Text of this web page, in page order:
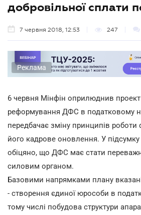
добровільної сплати
7 червня 2018, 12:53 247
Реклама
6 червня Мінфін оприлюднив
реформування ДФС в податковому
передбачає зміну принципів роботи
його кадрове оновлення. У
обіцяно, що ДФС має стати
силовим органом.
Базовими напрямками плану
- створення єдиної юрособи в
тому числі побудова структури